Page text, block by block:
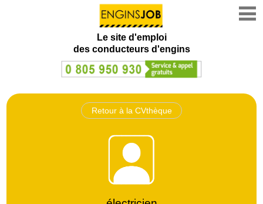
Le site d'emploi
des conducteurs d'engins
Retour à la CVthèque